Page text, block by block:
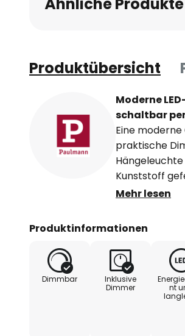
springen
Produktübersicht
Moderne
schaltbar
Eine
praktische
Hängeleuchte
Kunststoff
Baldachin,
aus
der schwarze
der Leuchte.
über den
Mehr lesen
Produktinformationen
Dimmbar
Inklusive
Dimmer
nt